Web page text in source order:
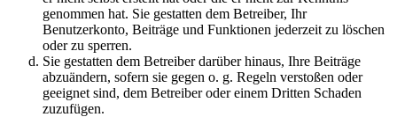
genommen hat. Sie gestatten dem Betreiber, Ihr
Benutzerkonto, Beiträge und Funktionen jederzeit zu löschen
oder zu sperren.
Sie gestatten dem Betreiber darüber hinaus, Ihre Beiträge
abzuändern, sofern sie gegen o. g. Regeln verstoßen oder
geeignet sind, dem Betreiber oder einem Dritten Schaden
zuzufügen.